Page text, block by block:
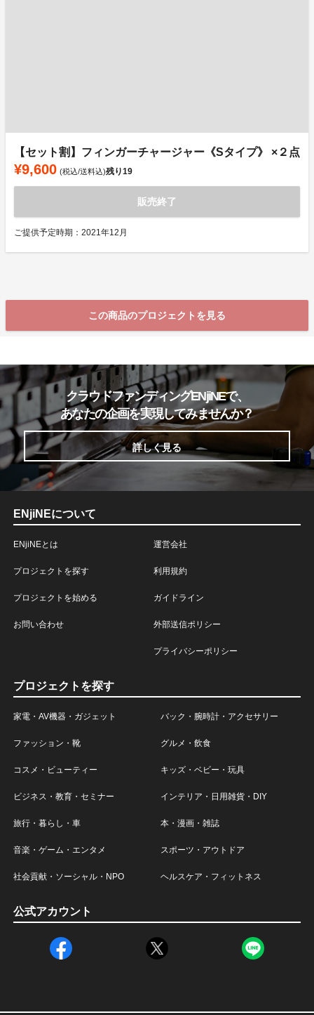
【セット割】フィンガーチャージャー《Sタイプ》 ×２点
¥9,600 (税込/送料込)残り19
販売終了
ご提供予定時期：2021年12月
この商品のプロジェクトを見る
クラウドファンディングENjiNEで、
あなたの企画を実現してみませんか？
詳しく見る
ENjiNEについて
ENjiNEとは
プロジェクトを探す
プロジェクトを始める
お問い合わせ
運営会社
利用規約
ガイドライン
外部送信ポリシー
プライバシーポリシー
プロジェクトを探す
家電・AV機器・ガジェット バック・腕時計・アクセサリー
ファッション・靴 グルメ・飲食
コスメ・ビューティー キッズ・ベビー・玩具
ビジネス・教育・セミナー インテリア・日用雑貨・DIY
旅行・暮らし・車 本・漫画・雑誌
音楽・ゲーム・エンタメ スポーツ・アウトドア
社会貢献・ソーシャル・NPO ヘルスケア・フィットネス
公式アカウント